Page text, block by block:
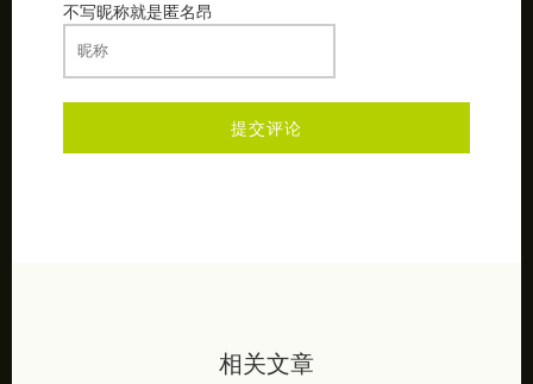
不写昵称就是匿名昂
相关文章